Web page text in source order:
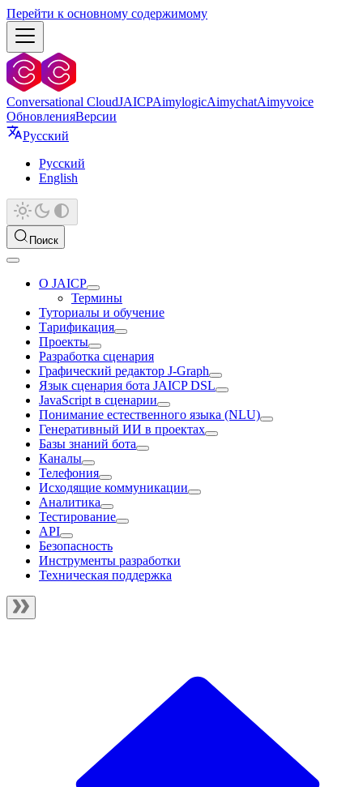
Перейти к основному содержимому
Conversational CloudJAICPAimylogicAimychatAimyvoice
ОбновленияВерсии
Русский
Русский
English
Поиск
О JAICP
Термины
Туториалы и обучение
Тарификация
Проекты
Разработка сценария
Графический редактор J‑Graph
Язык сценария бота JAICP DSL
JavaScript в сценарии
Понимание естественного языка (NLU)
Генеративный ИИ в проектах
Базы знаний бота
Каналы
Телефония
Исходящие коммуникации
Аналитика
Тестирование
API
Безопасность
Инструменты разработки
Техническая поддержка